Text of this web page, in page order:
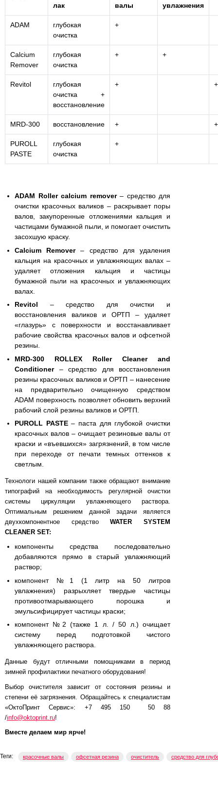
лак
валы
увлажнения
ADAM
глубокая
очистка
+
Calcium
Remover
глубокая
очистка
+ +
Revitol
глубокая
очистка +
восстановление
+ +
MRD-300 восстановление + +
PUROLL
PASTE
глубокая
очистка
+
ADAM Roller calcium remover– средство для
очистки красочных валиков – раскрывает поры
валов, закупоренные отложениями кальция и
частицами бумажной пыли, и помогает очистить
засохшую краску.
Calcium Remover– средство для удаления
кальция на красочных и увлажняющих валах –
удаляет отложения кальция и частицы
бумажной пыли на красочных и увлажняющих
валах.
Revitol – средство для очистки и
восстановления валиков и ОРТП – удаляет
«глазурь» с поверхности и восстанавливает
рабочие свойства красочных валов и офсетной
резины.
MRD-300 ROLLEX Roller Cleaner and
Conditioner– средство для восстановления
резины красочных валиков и ОРТП – нанесение
на предварительно очищенную средством
ADAM поверхность позволяет обновить верхний
рабочий слой резины валиков и ОРТП.
PUROLL PASTE– паста для глубокой очистки
красочных валов – очищает резиновые валы от
краски и «въевшихся» загрязнений, в том числе
при переходе от печати темных оттенков к
светлым.
Технологи нашей компании также обращают внимание
типографий на необходимость регулярной очистки
системы циркуляции увлажняющего раствора.
Оптимальным решением данной задачи является
двухкомпонентное средствоWATER SYSTEM
CLEANER SET:
компоненты средства последовательно
добавляются прямо в старый увлажняющий
раствор;
компонент №1 (1 литр на 50 литров
увлажнения) разрыхляет твердые частицы
противоотмарывающего порошка и
эмульсифицирует частицы краски;
компонент №2 (также 1 л. / 50 л.) очищает
систему перед подготовкой чистого
увлажняющего раствора.
Данные будут отличными помощниками в период
зимней профилактики печатного оборудования!
Выбор очистителя зависит от состояния резины и
степени её загрязнения. Обращайтесь к специалистам
«ОктоПринт Сервис»: +7 495 150 50 88
/info@oktoprint.ru!
Вместе делаем мир ярче!
Теги: красочные валы офсетная резина очиститель средство для